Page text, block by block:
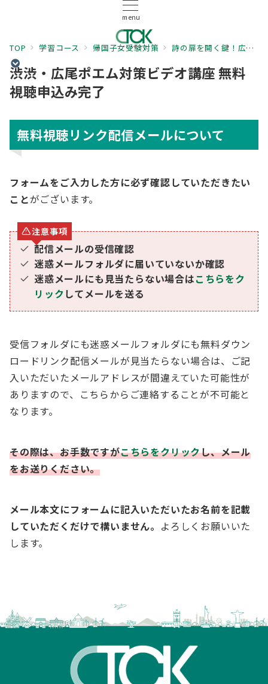
menu
TOP 学習コース 帰国子女受験対策 詩の扉を開く鍵！広尾学園Poetry Reading対策講座
渋渋・広尾ポエム対策ビデオ講座 無料
視聴申込み完了
無料視聴リンク配信メールについて
フォームをご入力した方に必ず確認していただきたい
ことがございます。
注意事項
配信メールの受信確認
迷惑メールフォルダに届いていないか確認
迷惑メールにも見当たらない場合はこちらをク
リックしてメールを送る
受信フォルダにも迷惑メールフォルダにも無料ダウン
ロードリンク配信メールが見当たらない場合は、ご記
入いただいたメールアドレスが間違えていた可能性が
ありますので、こちらからご連絡することが不可能と
なります。
その際は、お手数ですがこちらをクリックし、メール
をお送りください。
メール本文にフォームに記入いただいたお名前を記載
していただくだけで構いません。 よろしくお願いいた
します。